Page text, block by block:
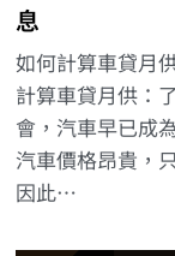
息
如何計算車貸月
計算車貸月供：
會，汽車早已成
汽車價格昂貴，
因此…